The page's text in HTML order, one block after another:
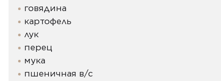
говядина
картофель
лук
перец
мука
пшеничная в/с